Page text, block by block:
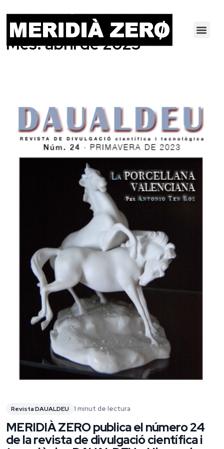
Mes:abril de 2023
Revista DAUALDEU 1 minut de lectura
MERIDIÀ ZERO publica el número 24
de la revista de divulgació científica i